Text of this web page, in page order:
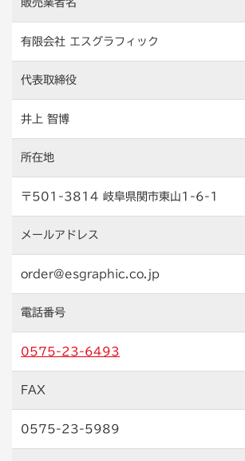
販売業者名
有限会社 エスグラフィック
代表取締役
井上 智博
所在地
〒501-3814 岐阜県関市東山1-6-1
メールアドレス
order@esgraphic.co.jp
電話番号
0575-23-6493
FAX
0575-23-5989